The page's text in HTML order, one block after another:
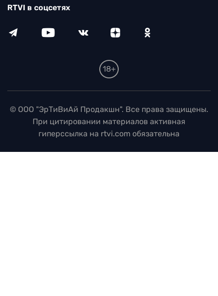
RTVI в соцсетях
18+
© ООО "ЭрТиВиАй Продакшн". Все права защищены.
При цитировании материалов активная
гиперссылка на rtvi.com обязательна